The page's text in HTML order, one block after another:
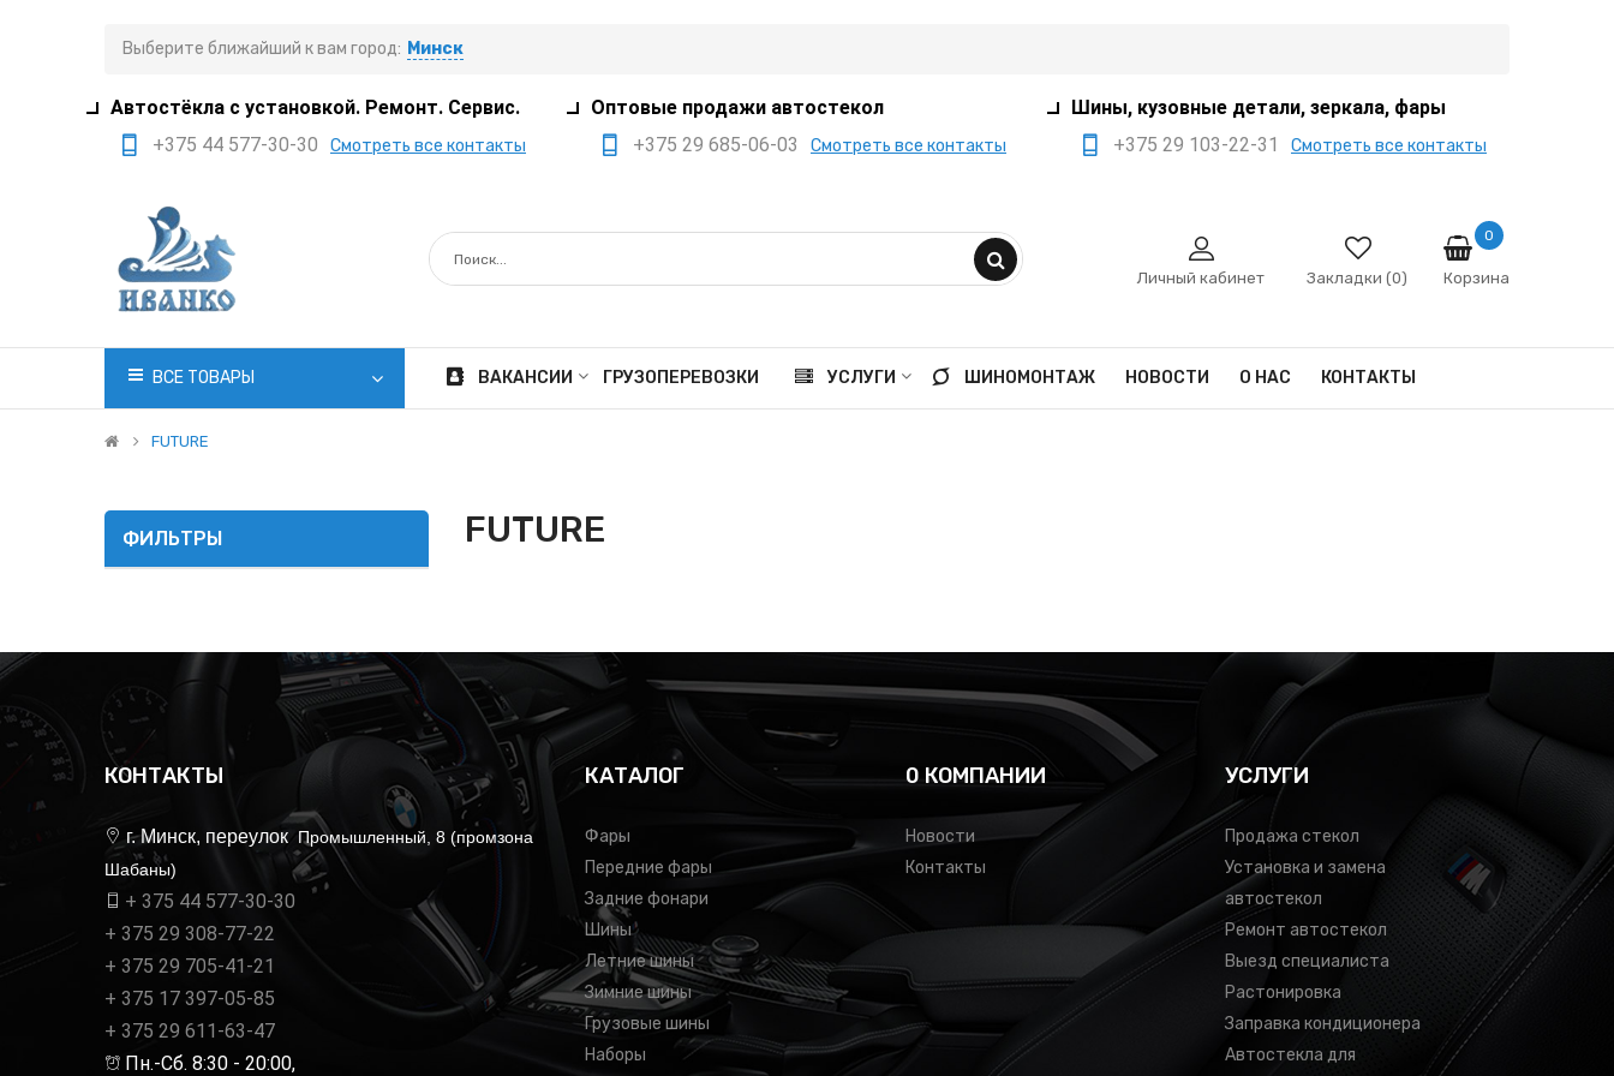
Выберите ближайший к вам город: Минск
Автостёкла с установкой. Ремонт. Сервис.
+375 44 577-30-30
Смотреть все контакты
+375 29 705-41-21
+375 17 397-05-85
office@ivanko.by
Минск, переулок
Промышленный,8/5
Вс. 8:30 - 18:00
Оптовые продажи автостекол
+375 29 685-06-03
Смотреть все контакты
+375 29 385-05-03
+375 29 559-41-21
Минск, переулок
Шины, кузовные детали, зеркала, фары
+375 29 103-22-31
Смотреть все контакты
+375 29 666-12-68
sale@ivanko.by
Промышленный,8/5
Личный кабинет Закладки (0) Корзина
0
ВСЕ ТОВАРЫ ВАКАНСИИ ГРУЗОПЕРЕВОЗКИ УСЛУГИ ШИНОМОНТАЖ НОВОСТИ О НАС КОНТАКТЫ
FUTURE
ФИЛЬТРЫ FUTURE
КОНТАКТЫ
г. Минск, переулок Промышленный, 8 (промзона
Шабаны)
+ 375 44 577-30-30
+ 375 29 308-77-22
+ 375 29 705-41-21
+ 375 17 397-05-85
+ 375 29 611-63-47
Пн.-Сб. 8:30 - 20:00,
КАТАЛОГ
Фары
Передние фары
Задние фонари
Шины
Летние шины
Зимние шины
Грузовые шины
Наборы
0 КОМПАНИИ
Новости
Контакты
УСЛУГИ
Продажа стекол
Установка и замена
автостекол
Ремонт автостекол
Выезд специалиста
Растонировка
Заправка кондиционера
Автостекла для